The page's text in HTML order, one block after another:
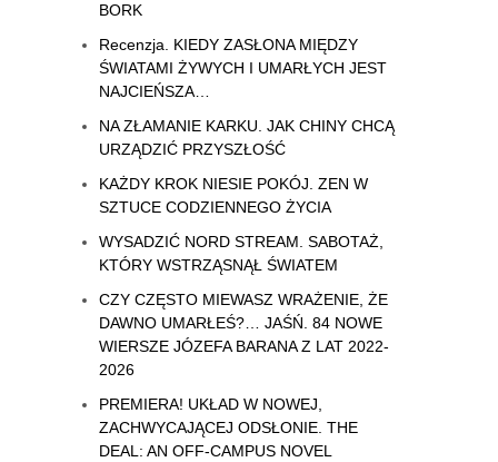
BORK
Recenzja. KIEDY ZASŁONA MIĘDZY
ŚWIATAMI ŻYWYCH I UMARŁYCH JEST
NAJCIEŃSZA…
NA ZŁAMANIE KARKU. JAK CHINY CHCĄ
URZĄDZIĆ PRZYSZŁOŚĆ
KAŻDY KROK NIESIE POKÓJ. ZEN W
SZTUCE CODZIENNEGO ŻYCIA
WYSADZIĆ NORD STREAM. SABOTAŻ,
KTÓRY WSTRZĄSNĄŁ ŚWIATEM
CZY CZĘSTO MIEWASZ WRAŻENIE, ŻE
DAWNO UMARŁEŚ?… JAŚŃ. 84 NOWE
WIERSZE JÓZEFA BARANA Z LAT 2022-
2026
PREMIERA! UKŁAD W NOWEJ,
ZACHWYCAJĄCEJ ODSŁONIE. THE
DEAL: AN OFF-CAMPUS NOVEL